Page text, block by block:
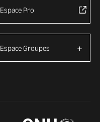
Espace Pro
Espace Groupes